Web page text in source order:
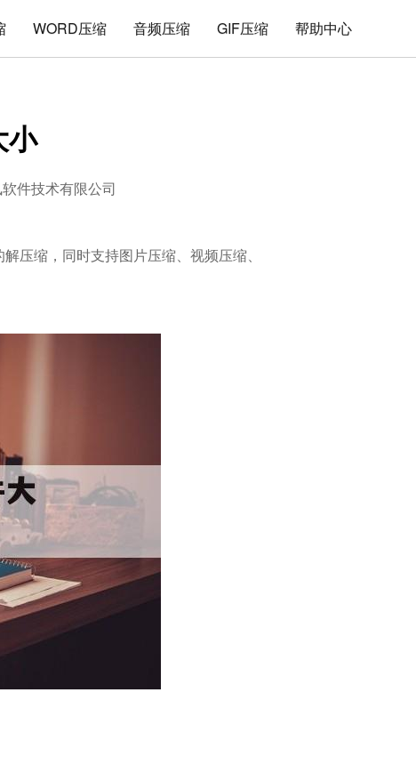
WORD压缩 音频压缩 GIF压缩 帮助中心
小
件技术有限公司
压缩，同时支持图片压缩、视频压缩、